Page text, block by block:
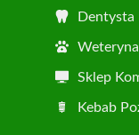
Dentysta
Sklep
Kebab